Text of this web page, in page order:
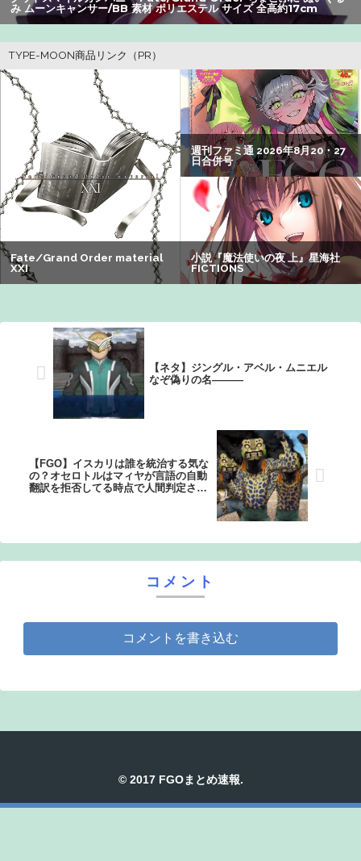
【悲報】Z世代の身長低下の理由、ついに判明かｗｗｗｗ：
【衝撃】クルタ族虐 殺の犯人、ツェリードニヒで確定！ク
ロロの演劇のせいで2人も無駄死ににwwww
【画像】瀬戸環奈（セトカン）さん、ティファのコスプレ
でシコらせにくるｗｗｗ：26/08/01のニュース
【悲報】女子自転車競技、ブラに綿を詰めまくって空気抵
抗を減らすチート技が発覚ｗｗｗ
【閲覧注意】元臆女キャバ嬢の首吊り自配信、拡散されま
くって終わるｗｗｗｗｗｗｗ
【画像】オタク「実際にプレイしたらわかるけどライザは
ｗ：26/08/06のニュース
み ムーンキャンサー/BB 素材 ポリエステル サイズ 全高約17cm
【ネタ】ジングル・アベル・ムニエル
なぞ偽りの名―――
【FGO】イスカリは誰を統治する気な
の？オセロトルはマィヤが言語の自動
翻訳を拒否してる時点で人間判定され
コメント
コメントを書き込む
© 2017 FGOまとめ速報.